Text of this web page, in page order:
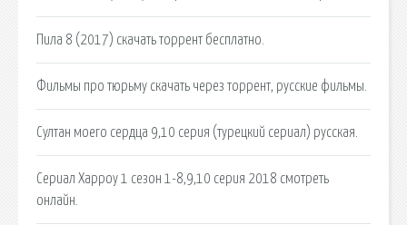
Пила 8 (2017) скачать торрент бесплатно.
Фильмы про тюрьму скачать через торрент, русские фильмы.
Султан моего сердца 9,10 серия (турецкий сериал) русская.
Сериал Харроу 1 сезон 1-8,9,10 серия 2018 смотреть
онлайн.